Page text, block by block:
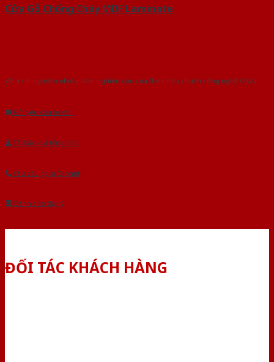
Cửa Gỗ Chống Cháy MDF Laminate
Với kinh nghiệm nhiêu năm nghiên cứu cửa theo tiêu chuẩn công nghệ Châu
Gửi yêu cầu tư vấn
Tải báo giá tổng hợp
Yêu cầu gọi lại (3 phút)
Dành cho đại lý
ĐỐI TÁC KHÁCH HÀNG